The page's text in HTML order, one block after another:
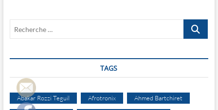
Recherche
TAGS
Abakar Rozzi Teguil Afrotronix Ahmed Bartchiret